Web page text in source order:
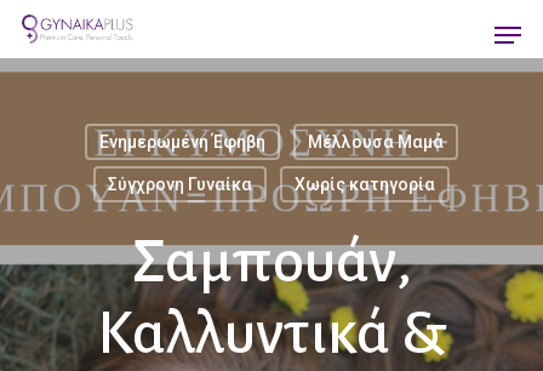
Skip
to
Ενημερωμένη Έφηβη Μέλλουσα Μαμά
Σύγχρονη Γυναίκα Χωρίς κατηγορία
Σαμπουάν,
Καλλυντικά &